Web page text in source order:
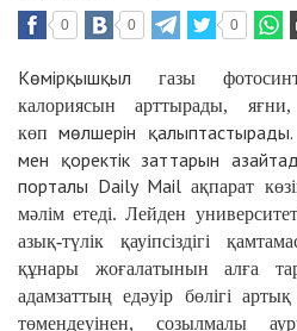
0 0 0
Көмірқышқыл газы
калориясын арттырады,
көп мөлшерін қалыптастырады.
мен қоректік заттарын
порталы Daily Mailақпарат
мәлім етеді. Лейден
азық-түлік қауіпсіздігі
құнары жоғалатынын алға
адамзаттың едәуір бөлігі
төмендеуінен, созылмалы